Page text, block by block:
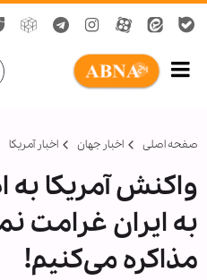
صفحه اصلی اخبار جهان اخبار آمریکا
واکنش آمریکا به
به ایران غرامت
مذاکره می‌کنیم!